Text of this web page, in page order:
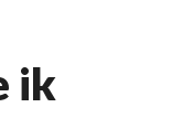
ik